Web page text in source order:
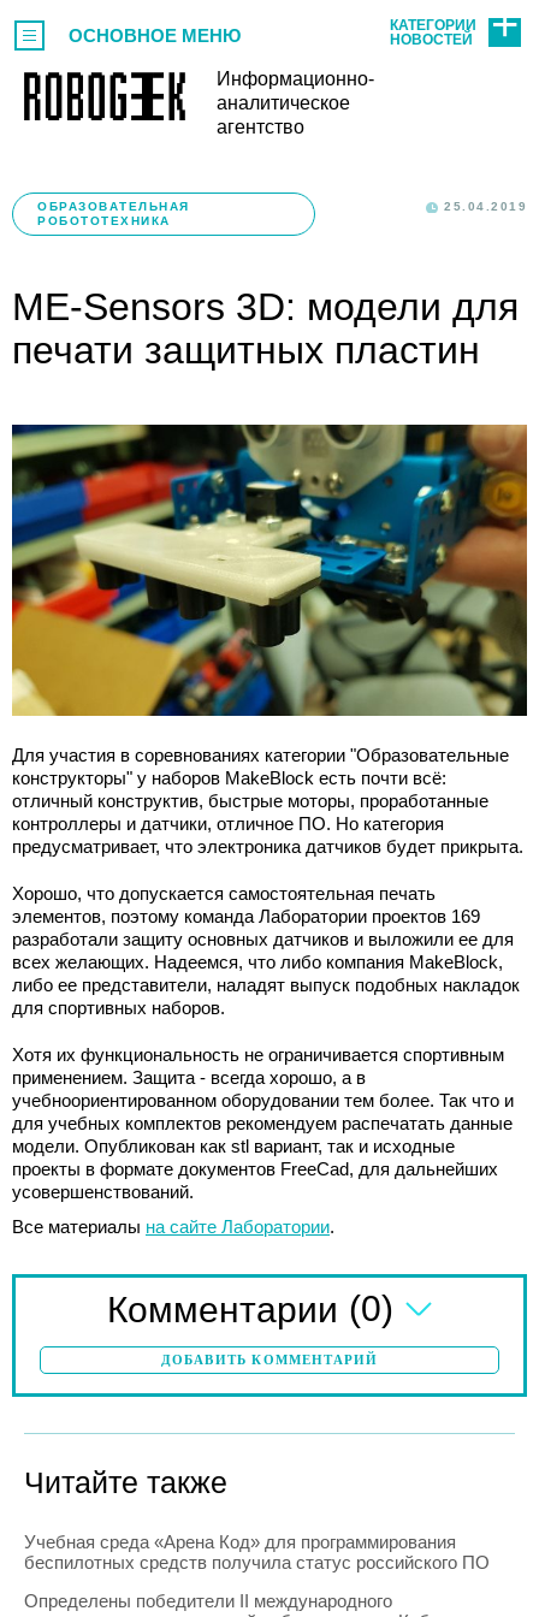
Информационно-
аналитическое
агентство
ОСНОВНОЕ МЕНЮ
КАТЕГОРИИ
НОВОСТЕЙ
ОБРАЗОВАТЕЛЬНАЯ
РОБОТОТЕХНИКА
25.04.2019
ME-Sensors 3D: модели для
печати защитных пластин
Для участия в соревнованиях категории "Образовательные
конструкторы" у наборов MakeBlock есть почти всё:
отличный конструктив, быстрые моторы, проработанные
контроллеры и датчики, отличное ПО. Но категория
предусматривает, что электроника датчиков будет прикрыта.
Хорошо, что допускается самостоятельная печать
элементов, поэтому команда Лаборатории проектов 169
разработали защиту основных датчиков и выложили ее для
всех желающих. Надеемся, что либо компания MakeBlock,
либо ее представители, наладят выпуск подобных накладок
для спортивных наборов.
Хотя их функциональность не ограничивается спортивным
применением. Защита - всегда хорошо, а в
учебноориентированном оборудовании тем более. Так что и
для учебных комплектов рекомендуем распечатать данные
модели. Опубликован как stl вариант, так и исходные
проекты в формате документов FreeCad, для дальнейших
усовершенствований.
Все материалы на сайте Лаборатории.
Комментарии (0)
ДОБАВИТЬ КОММЕНТАРИЙ
Читайте также
Учебная среда «Арена Код» для программирования
беспилотных средств получила статус российского ПО
Определены победители II международного